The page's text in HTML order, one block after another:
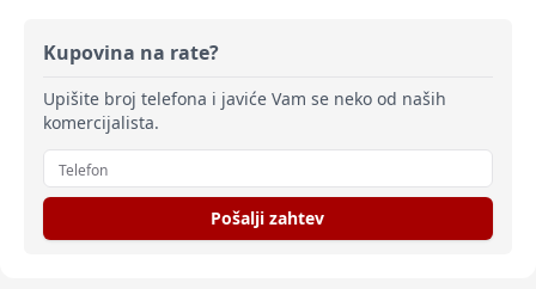
Kupovina na rate?
Upišite broj telefona i javiće Vam se neko od naših
komercijalista.
Pošalji zahtev